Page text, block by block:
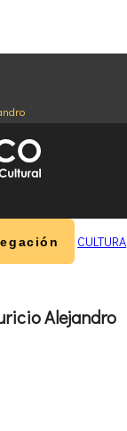
CULTURA
Alejandro